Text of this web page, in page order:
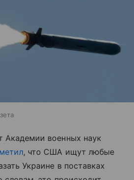
Академии военных наук
, что США ищут любые
Украине в поставках